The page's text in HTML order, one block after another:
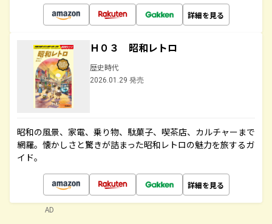
詳細を見る
Ｈ０３ 昭和レトロ
歴史時代
2026.01.29 発売
昭和の風景、家電、乗り物、駄菓子、喫茶店、カルチャーまで
網羅。懐かしさと驚きが詰まった昭和レトロの魅力を旅するガ
イド。
詳細を見る
AD